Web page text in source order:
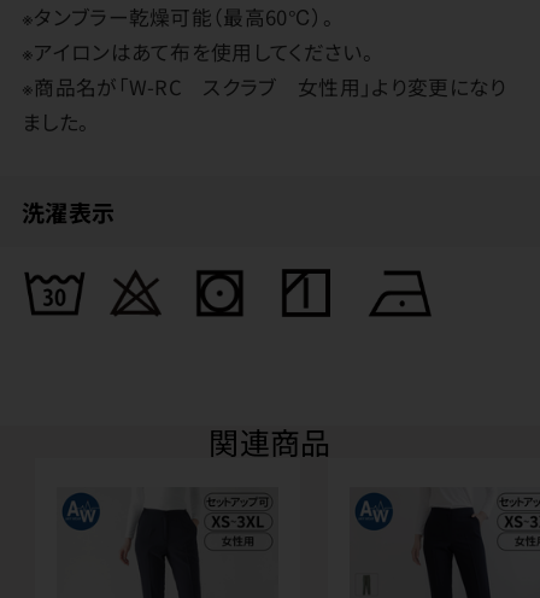
※タンブラー乾燥可能（最高60℃）。
※アイロンはあて布を使用してください。
※商品名が「W-RC スクラブ 女性用」より変更になり
ました。
洗濯表示
関連商品